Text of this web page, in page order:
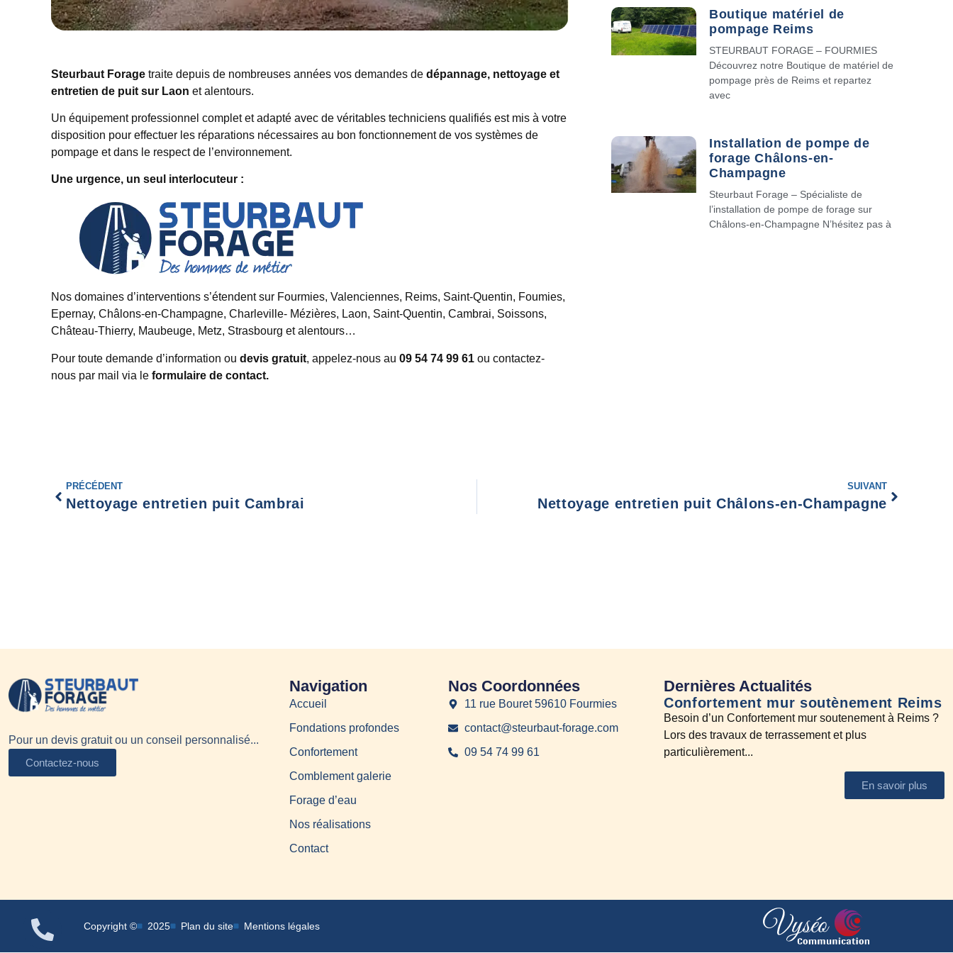
Steurbaut Forage traite depuis de nombreuses années vos demandes de dépannage, nettoyage et
entretien de puit sur Laon et alentours.
Un équipement professionnel complet et adapté avec de véritables techniciens qualifiés est mis à votre
disposition pour effectuer les réparations nécessaires au bon fonctionnement de vos systèmes de
pompage et dans le respect de l’environnement.
Une urgence, un seul interlocuteur :
Nos domaines d’interventions s’étendent sur Fourmies, Valenciennes, Reims, Saint-Quentin, Foumies,
Epernay, Châlons-en-Champagne, Charleville- Mézières, Laon, Saint-Quentin, Cambrai, Soissons,
Château-Thierry, Maubeuge, Metz, Strasbourg et alentours…
Pour toute demande d’information ou devis gratuit, appelez-nous au 09 54 74 99 61 ou contactez-
nous par mail via le formulaire de contact.
Boutique matériel de
pompage Reims
STEURBAUT FORAGE – FOURMIES
Découvrez notre Boutique de matériel de
pompage près de Reims et repartez
avec
Installation de pompe de
forage Châlons-en-
Champagne
Steurbaut Forage – Spécialiste de
l’installation de pompe de forage sur
Châlons-en-Champagne N’hésitez pas à
PRÉCÉDENT
Nettoyage entretien puit Cambrai
SUIVANT
Nettoyage entretien puit Châlons-en-Champagne
Pour un devis gratuit ou un conseil personnalisé...
Contactez-nous
Navigation
Accueil
Fondations profondes
Confortement
Comblement galerie
Forage d’eau
Nos réalisations
Contact
Nos Coordonnées
11 rue Bouret 59610 Fourmies
contact@steurbaut-forage.com
09 54 74 99 61
Dernières Actualités
Confortement mur soutènement Reims
Besoin d’un Confortement mur soutenement à Reims ?
Lors des travaux de terrassement et plus
particulièrement...
En savoir plus
Copyright © 2025 Plan du site Mentions légales